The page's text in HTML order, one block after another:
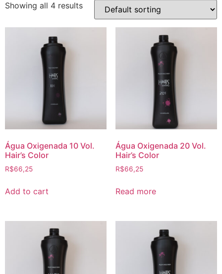
Showing all 4 results
Água Oxigenada 10 Vol.
Hair’s Color
R$66,25
Add to cart
Água Oxigenada 20 Vol.
Hair’s Color
R$66,25
Read more